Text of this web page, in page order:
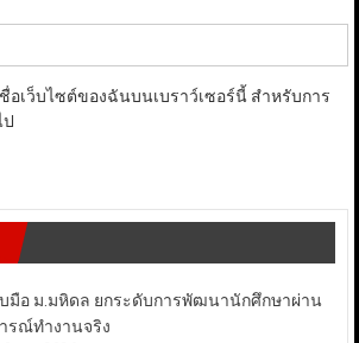
อเว็บไซต์ของฉันบนเบราว์เซอร์นี้ สำหรับการ
ป
บมือ ม.มหิดล ยกระดับการพัฒนานักศึกษาผ่าน
รณ์ทำงานจริง